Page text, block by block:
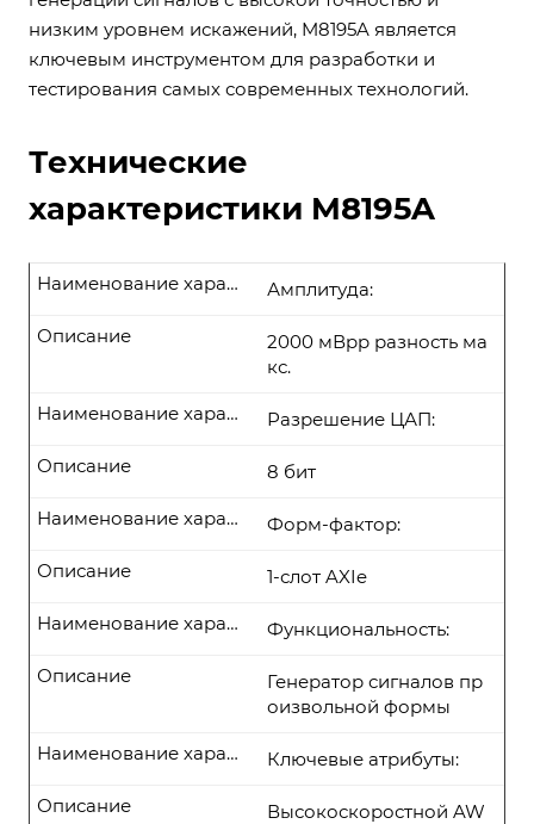
низким уровнем искажений, M8195A является
ключевым инструментом для разработки и
тестирования самых современных технологий.
Технические
характеристики M8195A
Амплитуда:
Наименование характеристики
2000 мВpp разность ма
кс.
Описание
Разрешение ЦАП:
Наименование характеристики
8 бит
Описание
Форм-фактор:
Наименование характеристики
1-слот AXIe
Описание
Функциональность:
Наименование характеристики
Генератор сигналов пр
оизвольной формы
Описание
Ключевые атрибуты:
Наименование характеристики
Высокоскоростной AW
Описание